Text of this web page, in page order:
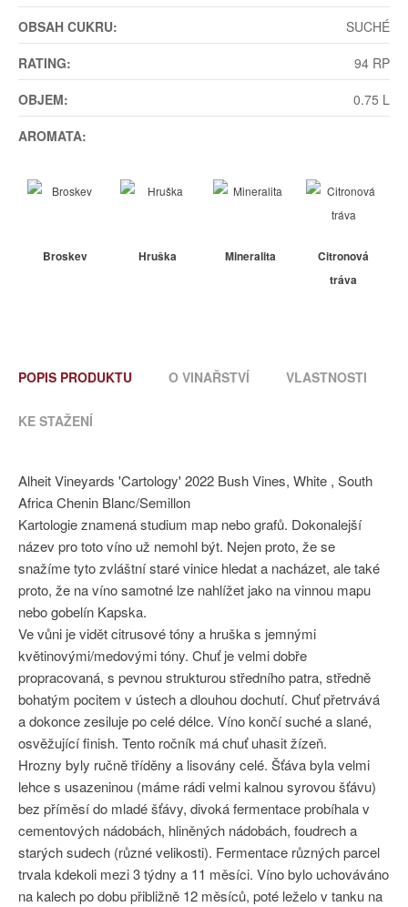
OBSAH CUKRU:
SUCHÉ
RATING:
94 RP
OBJEM:
0.75 L
AROMATA:
Broskev Hruška Mineralita
Citronová
tráva
POPIS PRODUKTU O VINAŘSTVÍ VLASTNOSTI
KE STAŽENÍ
Alheit Vineyards 'Cartology' 2022 Bush Vines, White , South
Africa Chenin Blanc/Semillon
Kartologie znamená studium map nebo grafů. Dokonalejší
název pro toto víno už nemohl být. Nejen proto, že se
snažíme tyto zvláštní staré vinice hledat a nacházet, ale také
proto, že na víno samotné lze nahlížet jako na vinnou mapu
nebo gobelín Kapska.
Ve vůni je vidět citrusové tóny a hruška s jemnými
květinovými/medovými tóny. Chuť je velmi dobře
propracovaná, s pevnou strukturou středního patra, středně
bohatým pocitem v ústech a dlouhou dochutí. Chuť přetrvává
a dokonce zesiluje po celé délce. Víno končí suché a slané,
osvěžující finish. Tento ročník má chuť uhasit žízeň.
Hrozny byly ručně tříděny a lisovány celé. Šťáva byla velmi
lehce s usazeninou (máme rádi velmi kalnou syrovou šťávu)
bez příměsí do mladé šťávy, divoká fermentace probíhala v
cementových nádobách, hliněných nádobách, foudrech a
starých sudech (různé velikosti). Fermentace různých parcel
trvala kdekoli mezi 3 týdny a 11 měsíci. Víno bylo uchováváno
na kalech po dobu přibližně 12 měsíců, poté leželo v tanku na